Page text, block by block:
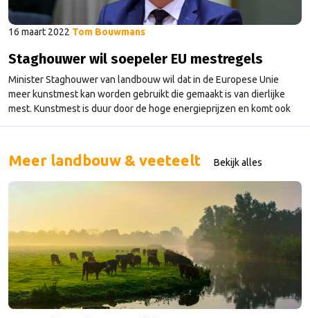
16 maart 2022 Tom Bouwmans
Staghouwer wil soepeler EU mestregels
Minister Staghouwer van landbouw wil dat in de Europese Unie
meer kunstmest kan worden gebruikt die gemaakt is van dierlijke
mest. Kunstmest is duur door de hoge energieprijzen en komt ook
nog eens voor een groot deel uit Rusland, waar de belangrijke
nitraatrichtlijn moeten daarom versoepeld …
Meer landbouw & veeteelt Bekijk alles